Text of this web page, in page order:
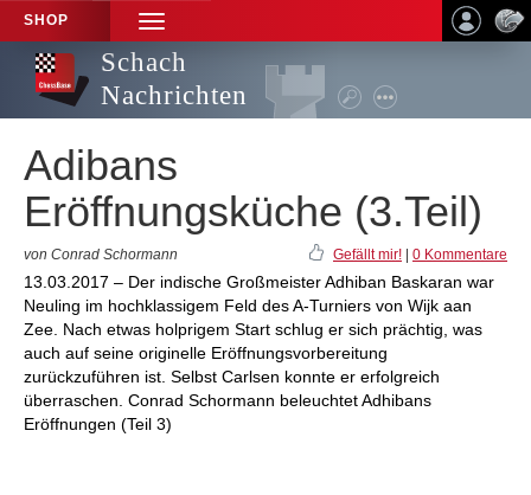
SHOP
TOGGLE
NAVIGATION
Schach
Nachrichten
Adibans
Eröffnungsküche (3.Teil)
von Conrad Schormann Gefällt mir! 0 Kommentare
13.03.2017 – Der indische Großmeister Adhiban Baskaran war
Neuling im hochklassigem Feld des A-Turniers von Wijk aan
Zee. Nach etwas holprigem Start schlug er sich prächtig, was
auch auf seine originelle Eröffnungsvorbereitung
zurückzuführen ist. Selbst Carlsen konnte er erfolgreich
überraschen. Conrad Schormann beleuchtet Adhibans
Eröffnungen (Teil 3)